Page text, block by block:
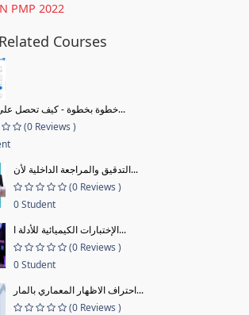
PMP 2022
Courses
خطوة بخطوة - كيف تحصل علي وظيف...
(0 Reviews )
التدقيق والمراجعة الداخلية لأن...
(0 Reviews )
0 Student
الإختبارات الكيميائية للأدلة ا...
(0 Reviews )
0 Student
احتراف الاظهار المعماري بالمار...
(0 Reviews )